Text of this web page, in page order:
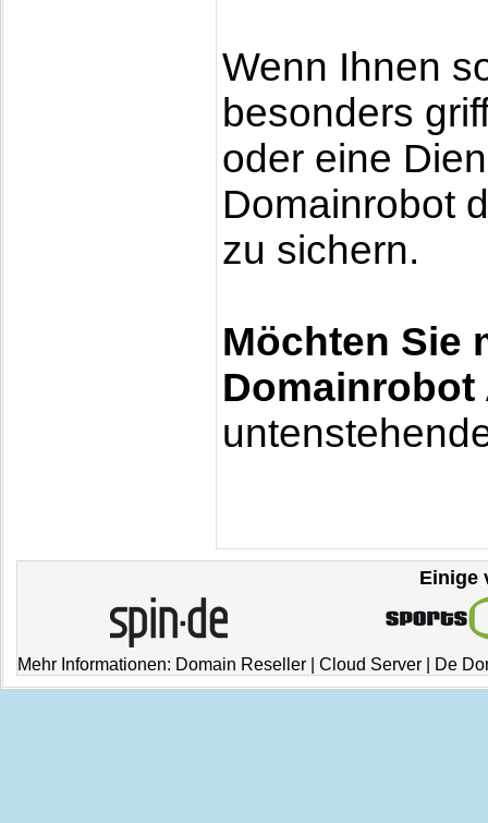
Wenn Ihnen
besonders
oder eine
Domainrobot
zu sichern.
Möchten Sie
Einige
Mehr Informationen: Domain Reseller Cloud Server De